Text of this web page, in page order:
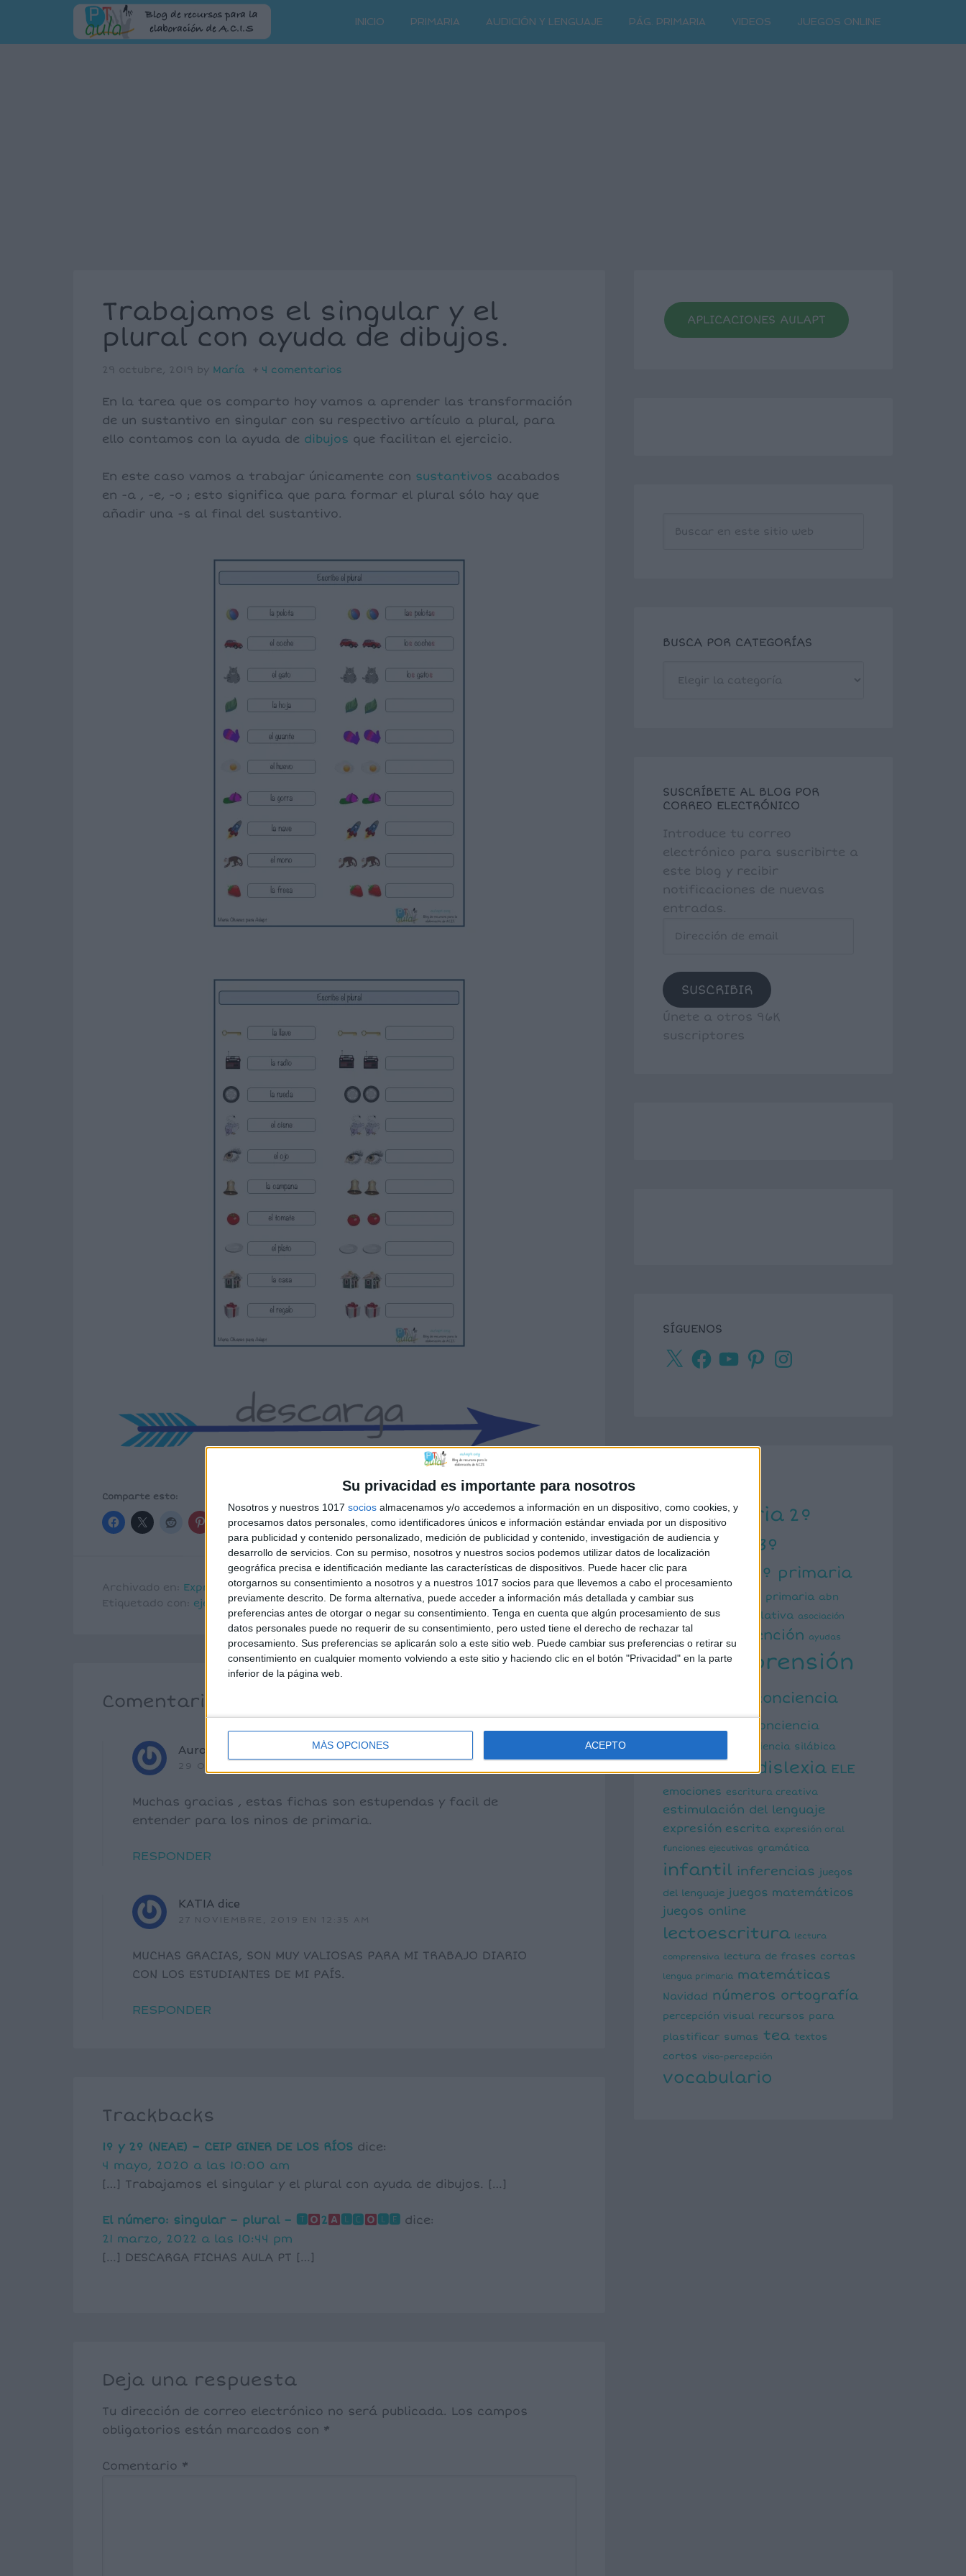
Su privacidad es importante para nosotros
Nosotros y nuestros 1017 socios almacenamos y/o accedemos a información en un dispositivo, como cookies, y
procesamos datos personales, como identificadores únicos e información estándar enviada por un dispositivo
para publicidad y contenido personalizado, medición de publicidad y contenido, investigación de audiencia y
desarrollo de servicios. Con su permiso, nosotros y nuestros socios podemos utilizar datos de localización
geográfica precisa e identificación mediante las características de dispositivos. Puede hacer clic para
otorgarnos su consentimiento a nosotros y a nuestros 1017 socios para que llevemos a cabo el procesamiento
previamente descrito. De forma alternativa, puede acceder a información más detallada y cambiar sus
preferencias antes de otorgar o negar su consentimiento. Tenga en cuenta que algún procesamiento de sus
datos personales puede no requerir de su consentimiento, pero usted tiene el derecho de rechazar tal
procesamiento. Sus preferencias se aplicarán solo a este sitio web. Puede cambiar sus preferencias o retirar su
consentimiento en cualquier momento volviendo a este sitio y haciendo clic en el botón "Privacidad" en la parte
inferior de la página web.
MÁS OPCIONES ACEPTO
INICIO PRIMARIA AUDICIÓN Y LENGUAJE PÁG. PRIMARIA VIDEOS JUEGOS ONLINE
Trabajamos el singular y el
plural con ayuda de dibujos.
29 octubre, 2019 by María 4 comentarios
En la tarea que os comparto hoy vamos a aprender las transformación
de un sustantivo en singular con su respectivo artículo a plural, para
ello contamos con la ayuda de dibujos que facilitan el ejercicio.
En este caso vamos a trabajar únicamente con sustantivos acabados
en -a , -e, -o ; esto significa que para formar el plural sólo hay que
añadir una -s al final del sustantivo.
Comparte esto:
Archivado en: Expresión escrita,Gramatica,Lectoescritura,LENGUA,Palabras
Etiquetado con: ejercicios de gramática ,lengua primaria,singular y plural
Comentarios
Aurora
29 OCTUBRE, 2019 EN 4:10 PM
Muchas gracias , estas fichas son estupendas y facil de
entender para los ninos de primaria.
RESPONDER
KATIA dice
27 NOVIEMBRE, 2019 EN 12:35 AM
MUCHAS GRACIAS, SON MUY VALIOSAS PARA MI TRABAJO DIARIO
CON LOS ESTUDIANTES DE MI PAÍS.
RESPONDER
Trackbacks
1º y 2º (NEAE) – CEIP GINER DE LOS RÍOS dice:
4 mayo, 2020 a las 10:00 am
[…] Trabajamos el singular y el plural con ayuda de dibujos. […]
El número: singular – plural – 🆃 2 🅻🅲 🅻🅴 dice:
21 marzo, 2022 a las 10:44 pm
[…] DESCARGA FICHAS AULA PT […]
Deja una respuesta
Tu dirección de correo electrónico no será publicada. Los campos
obligatorios están marcados con *
Comentario *
APLICACIONES AULAPT
BUSCA POR CATEGORÍAS
SUSCRÍBETE AL BLOG POR
CORREO ELECTRÓNICO
Introduce tu correo
electrónico para suscribirte a
este blog y recibir
notificaciones de nuevas
entradas.
SUSCRIBIR
Únete a otros 96K
suscriptores
SÍGUENOS
X
Facebook
YouTubePinterestInstagram
1º primaria 2º
primaria
3º
primaria
4º primaria
5º primaria 6º primaria abn
actividad manipulativa asociación
atención ayudas
comprensión
conciencia
conciencia
conciencia silábica
cálculo mental dislexia ELE
emociones escritura creativa
estimulación del lenguaje
expresión escrita expresión oral
funciones ejecutivas gramática
infantil inferencias juegos
del lenguaje juegos matemáticos
juegos online
lectoescritura lectura
comprensiva lectura de frases cortas
lengua primaria matemáticas
Navidad números ortografía
percepción visual recursos para
plastificar sumas tea textos
cortos
viso-percepción
vocabulario